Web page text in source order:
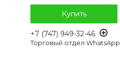
Купить
+7 (747) 949-32-46
Торговый отдел WhatsApp